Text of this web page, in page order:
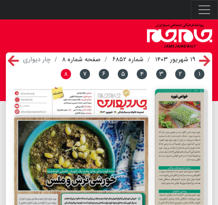
۱۹ شهریور ۱۴۰۳ شماره ۶۸۵۲ صفحه شماره ۸
چار دیواری
۱
۲ ۳ ۴ ۵ ۶ ۷ ۸